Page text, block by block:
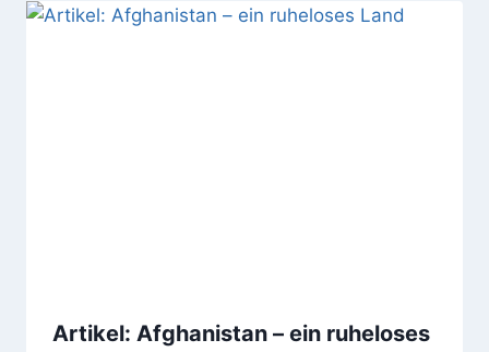
Artikel: Afghanistan – ein ruheloses